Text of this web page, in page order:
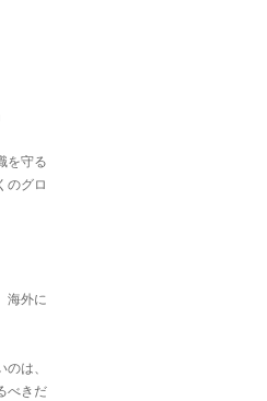
を守る
のグロ
海外に
は、
べきだ